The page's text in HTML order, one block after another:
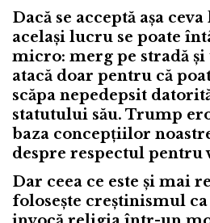
Dacă se acceptă așa
același lucru se poate
micro: merg pe stradă
atacă doar pentru că
scăpa nepedepsit
statutului său. Trump
baza concepțiilor
despre respectul pentru
Dar ceea ce este și mai
folosește creștinismul